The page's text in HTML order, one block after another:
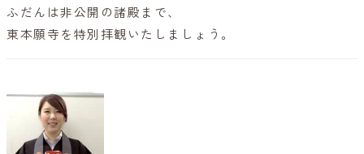
ふだんは非公開の諸殿まで、
東本願寺を特別拝観いたしましょう。